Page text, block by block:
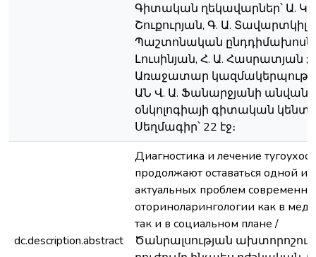
Գիտական ղեկավարներ՝ Ա. Կ.
Շուքուրյան, Գ. Ա.
Պաշտոնական
Լուսինյան, Հ. Ա. Հասրատյան ;
Առաջատար
ԱՆ Վ. Ա. Ֆանարջյանի անվան
օնկոլոգիայի գիտական
Սեղմագիր՝ 22 էջ։
dc.description.abstract
Диагностика и лечение
продолжают оставаться одной
актуальных проблем
оториноларингологии как в
так и в социальном плане /
Ծանրալսության